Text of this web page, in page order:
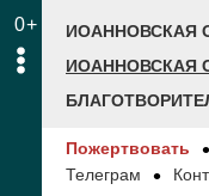
0+
ИОАННОВСКАЯ
ИОАННОВСКАЯ
Пожертвовать
Телеграм